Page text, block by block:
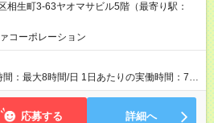
相生町3-63ヤオマサビル5階（最寄り駅：
コーポレーション
：最大8時間/日 1日あたりの実働時間：7～
時00分～18時00分 ・10時00分～19時00分
応募する 詳細へ